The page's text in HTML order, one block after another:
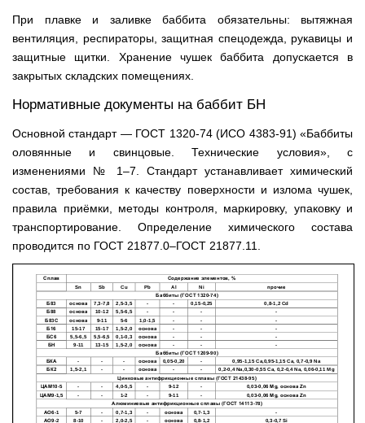
При плавке и заливке баббита обязательны: вытяжная
вентиляция, респираторы, защитная спецодежда, рукавицы и
защитные щитки. Хранение чушек баббита допускается в
закрытых складских помещениях.
Нормативные документы на баббит БН
Основной стандарт — ГОСТ 1320-74 (ИСО 4383-91) «Баббиты
оловянные и свинцовые. Технические условия», с
изменениями № 1–7. Стандарт устанавливает химический
состав, требования к качеству поверхности и излома чушек,
правила приёмки, методы контроля, маркировку, упаковку и
транспортирование. Определение химического состава
проводится по ГОСТ 21877.0–ГОСТ 21877.11.